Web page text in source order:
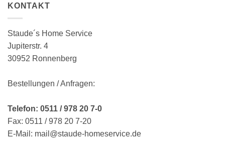
KONTAKT
Staude´s Home Service
Jupiterstr. 4
30952 Ronnenberg
Bestellungen / Anfragen:
Telefon: 0511 / 978 20 7-0
Fax: 0511 / 978 20 7-20
E-Mail: mail@staude-homeservice.de